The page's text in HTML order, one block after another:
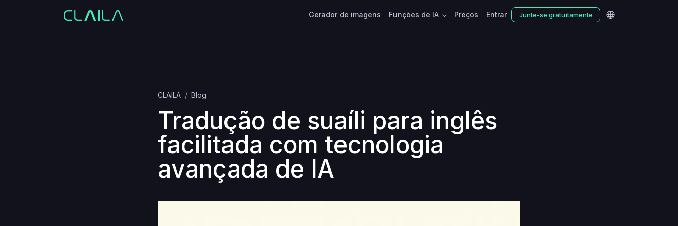
Gerador de imagens Funções de IA Preços Entrar Junte-se gratuitamente
CLAILA Blog
Tradução de suaíli para inglês
facilitada com tecnologia
avançada de IA